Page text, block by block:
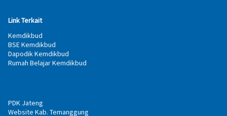
Link Terkait
Kemdikbud
BSE Kemdikbud
Dapodik Kemdikbud
Rumah Belajar Kemdikbud
PDK Jateng
Website Kab. Temanggung